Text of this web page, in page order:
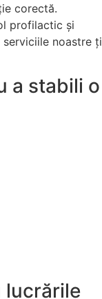
corectă.
profilactic și
noastre ți
a stabili o
lucrările